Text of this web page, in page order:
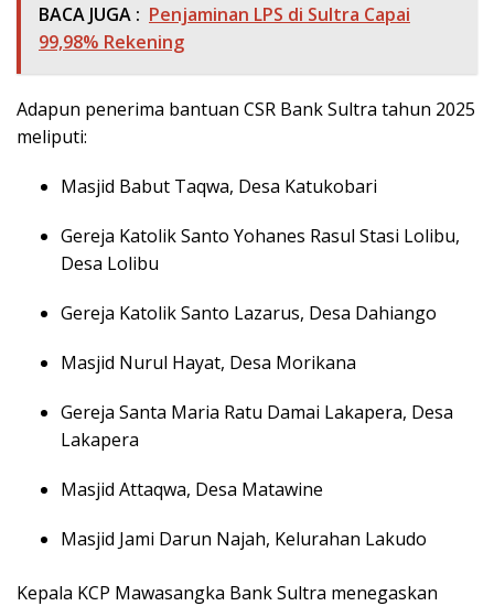
BACA JUGA : Penjaminan LPS di Sultra Capai
99,98% Rekening
Adapun penerima bantuan CSR Bank Sultra tahun 2025
meliputi:
Masjid Babut Taqwa, Desa Katukobari
Gereja Katolik Santo Yohanes Rasul Stasi Lolibu,
Desa Lolibu
Gereja Katolik Santo Lazarus, Desa Dahiango
Masjid Nurul Hayat, Desa Morikana
Gereja Santa Maria Ratu Damai Lakapera, Desa
Lakapera
Masjid Attaqwa, Desa Matawine
Masjid Jami Darun Najah, Kelurahan Lakudo
Kepala KCP Mawasangka Bank Sultra menegaskan